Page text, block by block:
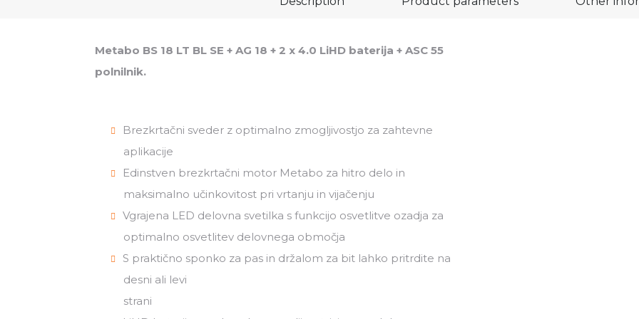
Metabo BS 18 LT BL SE + AG 18 + 2 x 4.0 LiHD baterija + ASC 55
polnilnik.
Brezkrtačni sveder z optimalno zmogljivostjo za zahtevne
aplikacije
Edinstven brezkrtačni motor Metabo za hitro delo in
maksimalno učinkovitost pri vrtanju in vijačenju
Vgrajena LED delovna svetilka s funkcijo osvetlitve ozadja za
optimalno osvetlitev delovnega območja
S praktično sponko za pas in držalom za bit lahko pritrdite na
desni ali levi
strani